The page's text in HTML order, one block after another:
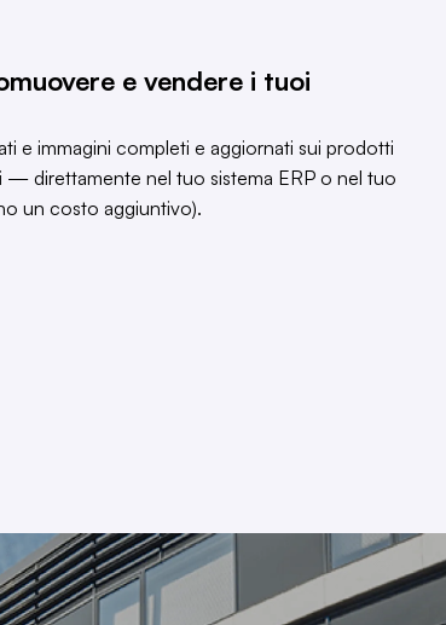
e vendere i tuoi
e immagini completi e aggiornati sui prodotti
direttamente nel tuo sistema ERP o nel tuo
un costo aggiuntivo).